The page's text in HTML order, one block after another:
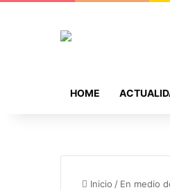
HOME
Inicio / En medio